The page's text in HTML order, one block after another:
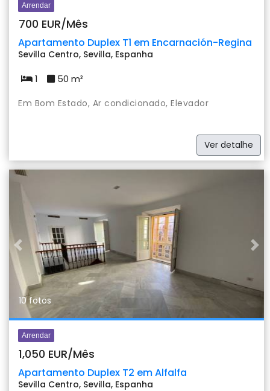
Arrendar
700 EUR/Mês
Apartamento Duplex T1 em Encarnación-Regina
Sevilla Centro, Sevilla, Espanha
1 50 m²
Em Bom Estado, Ar condicionado, Elevador
Ver detalhe
Previous
10 fotos
Arrendar
1,050 EUR/Mês
Apartamento Duplex T2 em Alfalfa
Sevilla Centro, Sevilla, Espanha